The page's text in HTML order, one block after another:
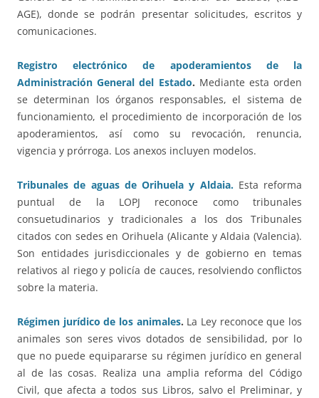
AGE), donde se podrán presentar solicitudes, escritos y
comunicaciones.
Registro electrónico de apoderamientos de la
Administración General del Estado. Mediante esta orden
se determinan los órganos responsables, el sistema de
funcionamiento, el procedimiento de incorporación de los
apoderamientos, así como su revocación, renuncia,
vigencia y prórroga. Los anexos incluyen modelos.
Tribunales de aguas de Orihuela y Aldaia.Esta reforma
puntual de la LOPJ reconoce como tribunales
consuetudinarios y tradicionales a los dos Tribunales
citados con sedes en Orihuela (Alicante y Aldaia (Valencia).
Son entidades jurisdiccionales y de gobierno en temas
relativos al riego y policía de cauces, resolviendo conflictos
sobre la materia.
Régimen jurídico de los animales. La Ley reconoce que los
animales son seres vivos dotados de sensibilidad, por lo
que no puede equipararse su régimen jurídico en general
al de las cosas. Realiza una amplia reforma del Código
Civil, que afecta a todos sus Libros, salvo el Preliminar, y